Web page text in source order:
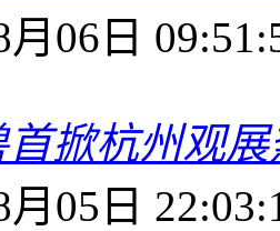
月06日
掀杭州观
月05日